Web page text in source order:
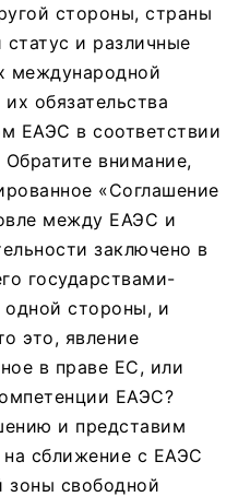
стороны, страны
и различные
международной
обязательства
ЕАЭС в соответствии
внимание,
«Соглашение
между ЕАЭС и
заключено в
государствами-
одной стороны, и
это, явление
в праве ЕС, или
ЕАЭС?
и представим
сближение с ЕАЭС
зоны свободной